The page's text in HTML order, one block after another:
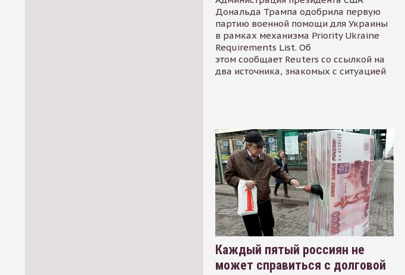
Дональда Трампа одобрила первую
партию военной помощи для Украины
в рамках механизма Priority Ukraine
Requirements List. Об
этом сообщает Reuters со ссылкой на
два источника, знакомых с ситуацией
Каждый пятый россиян не
может справиться с долговой